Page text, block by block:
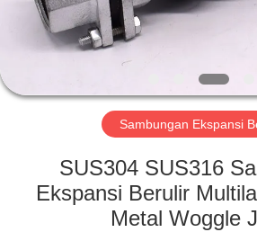
TAMPILAN
VR
TENTANG
TUR
Sambungan Ekspansi
SUS304 SUS316
Ekspansi Berulir
Metal Woggle